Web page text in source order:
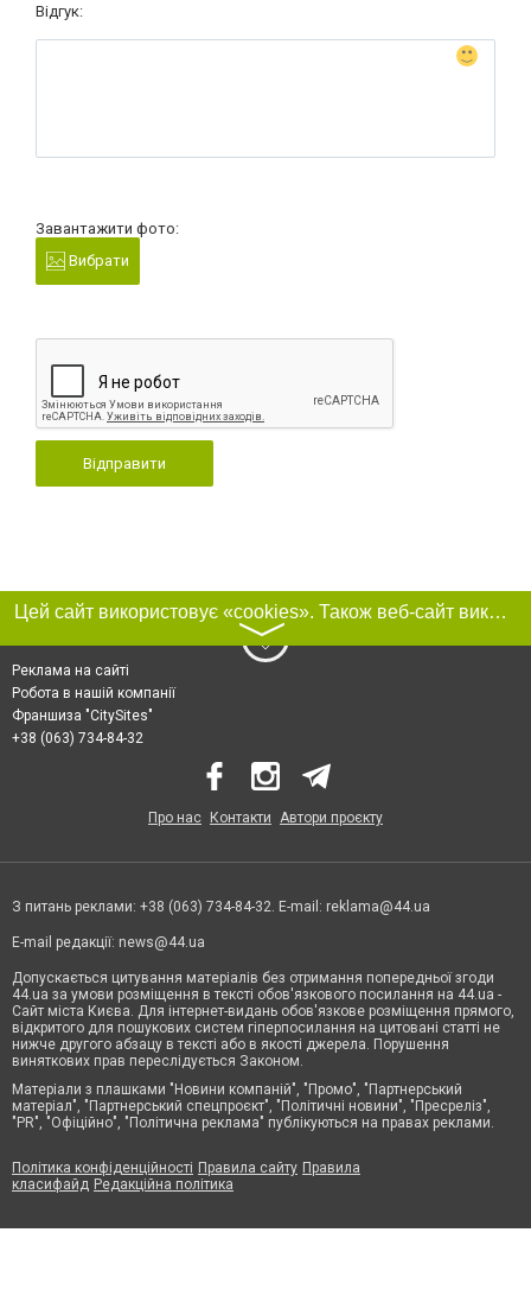
Відгук:
Завантажити фото:
Вибрати
Відправити
Цей сайт використовує «cookies». Також веб-сайт використовує інтернет-сервіс для збору технічних даних стосовно відвідувачів з метою отримання маркетингової та статистичної інформації. Умови обробки даних відвідувачів сайту див.
〉
Реклама на сайті
Робота в нашій компанії
Франшиза "CitySites"
+38 (063) 734-84-32
Про нас Контакти Автори проєкту
З питань реклами: +38 (063) 734-84-32. E-mail: reklama@44.ua
E-mail редакції: news@44.ua
Допускається цитування матеріалів без отримання попередньої згоди
44.ua за умови розміщення в тексті обов'язкового посилання на 44.ua -
Сайт міста Києва. Для інтернет-видань обов'язкове розміщення прямого,
відкритого для пошукових систем гіперпосилання на цитовані статті не
нижче другого абзацу в тексті або в якості джерела. Порушення
виняткових прав переслідується Законом.
Матеріали з плашками "Новини компаній", "Промо", "Партнерський
матеріал", "Партнерський спецпроєкт", "Політичні новини", "Пресреліз",
"PR", "Офіційно", "Політична реклама" публікуються на правах реклами.
Політика конфіденційності Правила сайту Правила
класифайд Редакційна політика